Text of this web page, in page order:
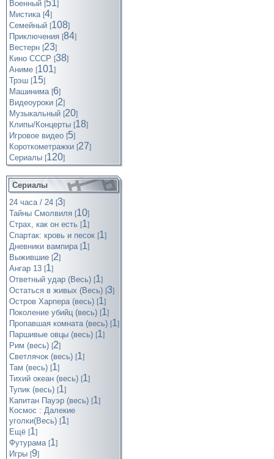
Военный [51]
Мистика [4]
Семейный [108]
Приключения [84]
Вестерн [23]
Кино СССР [38]
Аниме [101]
Трэш [15]
Машинима [6]
Видеоуроки [2]
Музыкальный [20]
Клипы/Концерты [18]
Игровое видео [5]
Короткометражки [27]
Cериалы [120]
Сериалы
24 часа / 24 [3]
Тайны Смолвиля [10]
Страх, как он есть [1]
Спартак: кровь и песок [1]
Дневники вампира [1]
Выжившие [2]
Ангар 13 [1]
Ответный удар (Весь) [1]
Остаться в живых (Весь) [3]
Остров Харпера (весь) [1]
Поколение убийц (весь) [1]
Пропавшая комната (весь) [1]
Паршивые овцы (весь) [1]
Рим (весь) [2]
Светлячок (весь) [1]
Там (весь) [1]
Тихий океан (весь) [1]
Тупик (весь) [1]
Капитан Пауэр (весь) [1]
Космос : Далекие
уголки(Весь) [1]
Ещё [1]
Футурама [1]
Игры [9]